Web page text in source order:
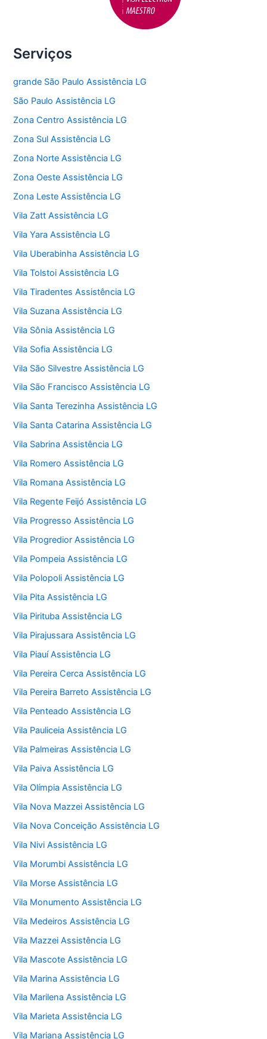
Serviços
grande São Paulo Assistência LG
São Paulo Assistência LG
Zona Centro Assistência LG
Zona Sul Assistência LG
Zona Norte Assistência LG
Zona Oeste Assistência LG
Zona Leste Assistência LG
Vila Zatt Assistência LG
Vila Yara Assistência LG
Vila Uberabinha Assistência LG
Vila Tolstoi Assistência LG
Vila Tiradentes Assistência LG
Vila Suzana Assistência LG
Vila Sônia Assistência LG
Vila Sofia Assistência LG
Vila São Silvestre Assistência LG
Vila São Francisco Assistência LG
Vila Santa Terezinha Assistência LG
Vila Santa Catarina Assistência LG
Vila Sabrina Assistência LG
Vila Romero Assistência LG
Vila Romana Assistência LG
Vila Regente Feijó Assistência LG
Vila Progresso Assistência LG
Vila Progredior Assistência LG
Vila Pompeia Assistência LG
Vila Polopoli Assistência LG
Vila Pita Assistência LG
Vila Pirituba Assistência LG
Vila Pirajussara Assistência LG
Vila Piauí Assistência LG
Vila Pereira Cerca Assistência LG
Vila Pereira Barreto Assistência LG
Vila Penteado Assistência LG
Vila Pauliceia Assistência LG
Vila Palmeiras Assistência LG
Vila Paiva Assistência LG
Vila Olímpia Assistência LG
Vila Nova Mazzei Assistência LG
Vila Nova Conceição Assistência LG
Vila Nivi Assistência LG
Vila Morumbi Assistência LG
Vila Morse Assistência LG
Vila Monumento Assistência LG
Vila Medeiros Assistência LG
Vila Mazzei Assistência LG
Vila Mascote Assistência LG
Vila Marina Assistência LG
Vila Marilena Assistência LG
Vila Marieta Assistência LG
Vila Mariana Assistência LG